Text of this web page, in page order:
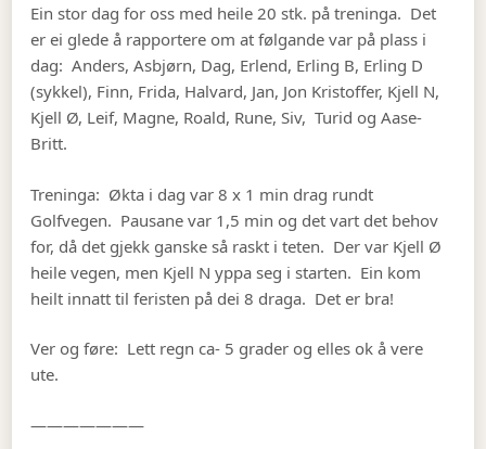
Ein stor dag for oss med heile 20 stk. på treninga. Det
er ei glede å rapportere om at følgande var på plass i
dag: Anders, Asbjørn, Dag, Erlend, Erling B, Erling D
(sykkel), Finn, Frida, Halvard, Jan, Jon Kristoffer, Kjell N,
Kjell Ø, Leif, Magne, Roald, Rune, Siv, Turid og Aase-
Britt.
Treninga: Økta i dag var 8 x 1 min drag rundt
Golfvegen. Pausane var 1,5 min og det vart det behov
for, då det gjekk ganske så raskt i teten. Der var Kjell Ø
heile vegen, men Kjell N yppa seg i starten. Ein kom
heilt innatt til feristen på dei 8 draga. Det er bra!
Ver og føre: Lett regn ca- 5 grader og elles ok å vere
ute.
———————